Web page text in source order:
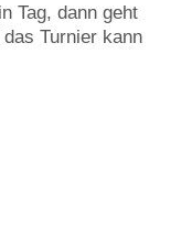
Tag, dann geht
Turnier kann